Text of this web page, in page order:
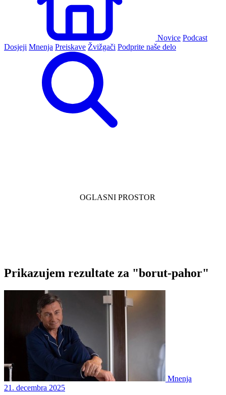
Novice Podcast
Dosjeji Mnenja Preiskave Žvižgači Podprite naše delo
Prikazujem rezultate za "borut-pahor"
Mnenja
21. decembra 2025